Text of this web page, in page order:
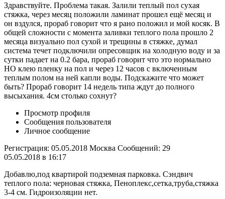
Здравствуйте. Проблема такая. Залили теплый пол сухая
стяжка, через месяц положили ламинат прошел ещё месяц и
он вздулся, прораб говорит что я рано положил и мой косяк. В
общей сложности с момента заливки теплого пола прошло 2
месяца визуально пол сухой и трещины в стяжке, думал
система течет подключили опресовщик на холодную воду и за
сутки падает на 0.2 бара, прораб говорит что это нормально
НО клею пленку на пол и через 12 часов с включенным
теплым полом на ней капли воды. Подскажите что может
быть? Прораб говорит 14 недель типа ждут до полного
высыхания. 4см столько сохнут?
Просмотр профиля
Сообщения пользователя
Личное сообщение
Регистрация: 05.05.2018 Москва Сообщений: 29
05.05.2018 в 16:17
Добавлю,под квартирой подземная парковка. Сэндвич
теплого пола: черновая стяжка, Пеноплекс,сетка,труба,стяжка
3-4 см. Гидроизоляции нет.